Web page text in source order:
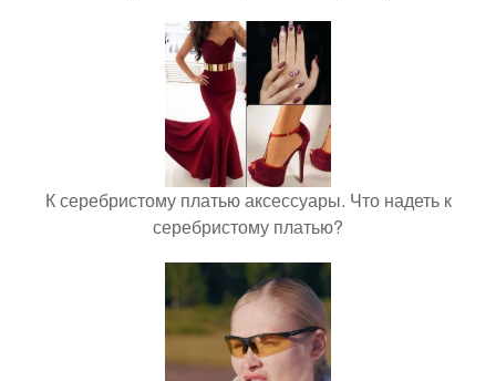
К серебристому платью аксессуары. Что надеть к
серебристому платью?